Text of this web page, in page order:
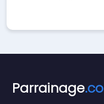
Parrainage.co